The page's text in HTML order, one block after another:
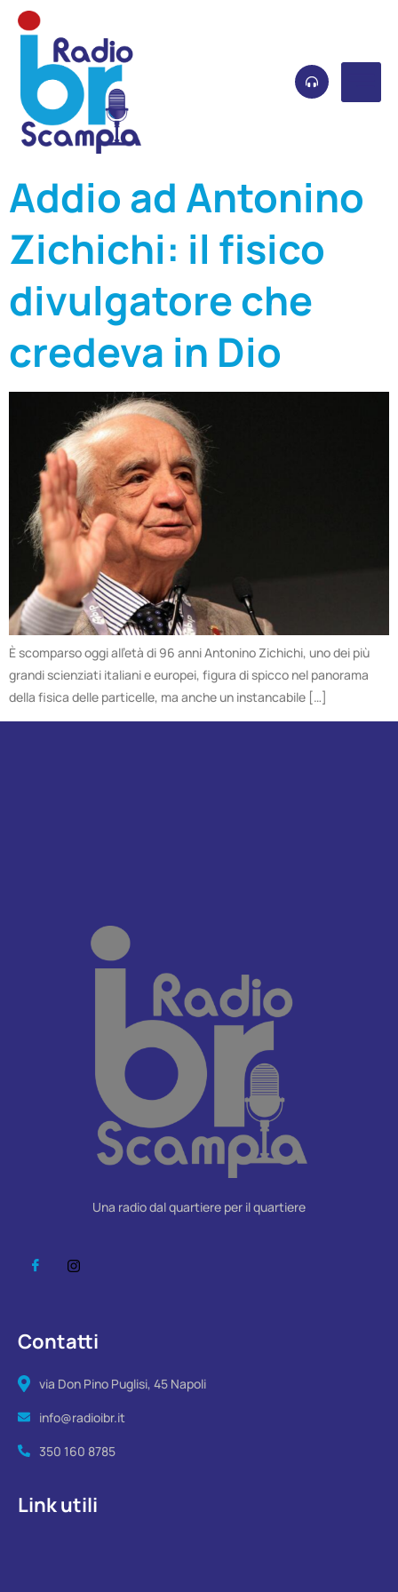
Addio ad Antonino
Zichichi: il fisico
divulgatore che
credeva in Dio
È scomparso oggi all’età di 96 anni Antonino Zichichi, uno dei più
grandi scienziati italiani e europei, figura di spicco nel panorama
della fisica delle particelle, ma anche un instancabile […]
Una radio dal quartiere per il quartiere
Contatti
via Don Pino Puglisi, 45 Napoli
info@radioibr.it
350 160 8785
Link utili